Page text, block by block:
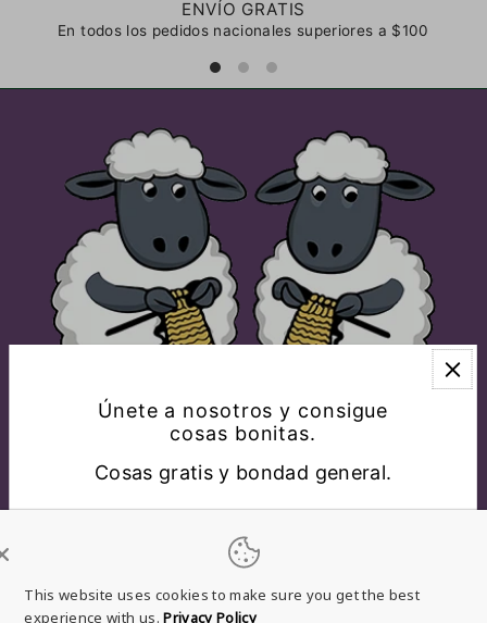
ENVÍO GRATIS
En todos los pedidos nacionales superiores a $100
EXPLORAR
CONÉCTATE CON NOSOTROS
Únete a nosotros y consigue
cosas bonitas.
Cosas gratis y bondad general.
This website uses cookies to make sure you get the best
experience with us. Privacy Policy